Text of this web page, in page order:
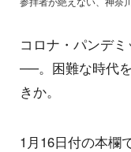
コロナ・パンデ
──。困難な時代
きか。
1月16日付の本欄